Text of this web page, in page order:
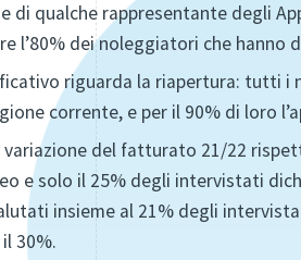
di qualche rappresentante degli
l’80% dei noleggiatori che hanno
riguarda la riapertura: tutti
corrente, e per il 90% di loro
del fatturato 21/22
e solo il 25% degli intervistati
insieme al 21% degli
30%.